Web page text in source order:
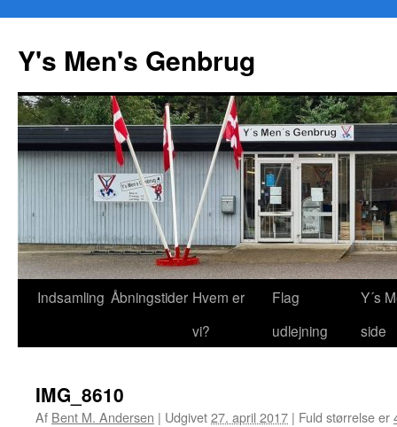
Y's Men's Genbrug
Hop
Indsamling Åbningstider Hvem er
vi?
Flag
udlejning
Y´s
side
IMG_8610
Af Bent M. Andersen | Udgivet27. april 2017 | Fuld størrelse er